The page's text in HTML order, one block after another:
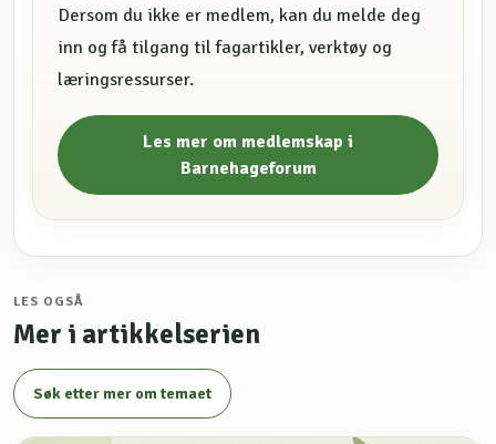
Dersom du ikke er medlem, kan du melde deg
inn og få tilgang til fagartikler, verktøy og
læringsressurser.
Les mer om medlemskap i
Barnehageforum
LES OGSÅ
Mer i artikkelserien
Søk etter mer om temaet